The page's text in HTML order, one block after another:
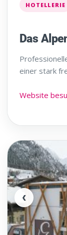
HOTELLERIE
Das
einer stark
Website
‹